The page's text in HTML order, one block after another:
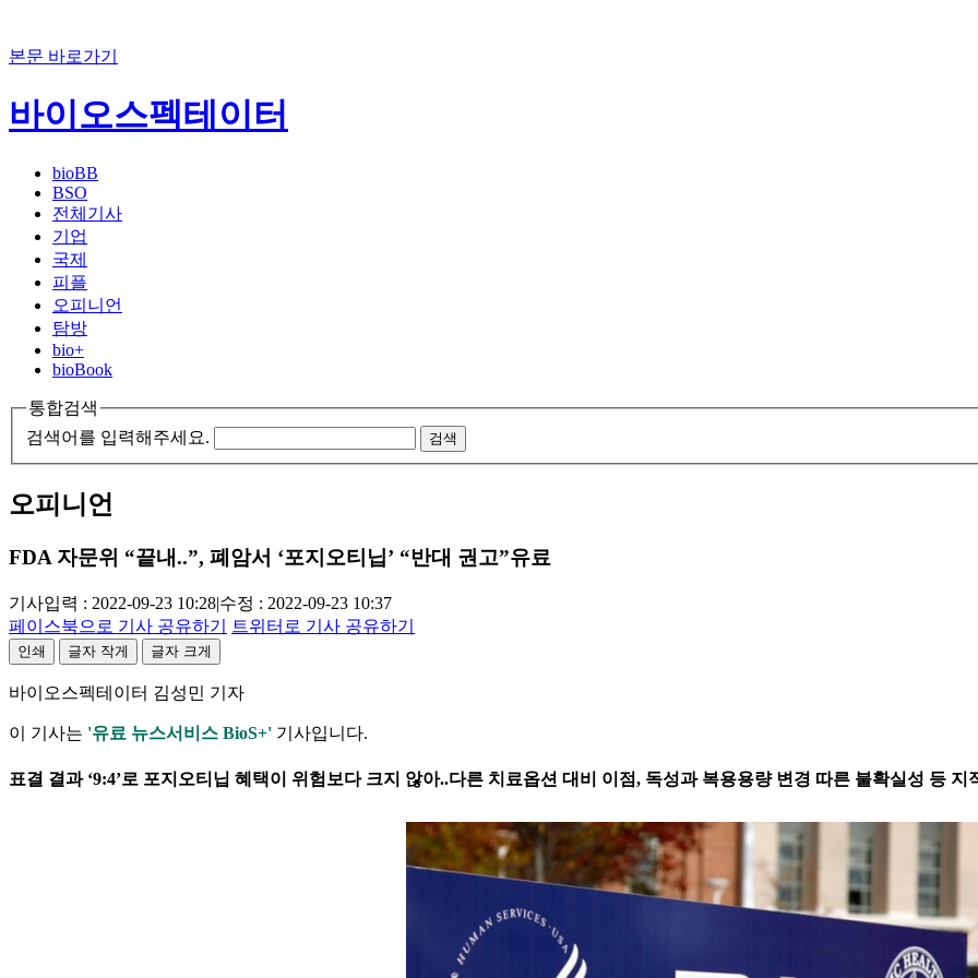
본문 바로가기
바이오스펙테이터
bioBB
BSO
전체기사
기업
국제
피플
오피니언
탐방
bio+
bioBook
통합검색
검색어를 입력해주세요.
검색
오피니언
FDA 자문위 “끝내..”, 폐암서 ‘포지오티닙’ “반대 권고”유료
기사입력 : 2022-09-23 10:28|수정 : 2022-09-23 10:37
페이스북으로 기사 공유하기
트위터로 기사 공유하기
인쇄 글자 작게 글자 크게
바이오스펙테이터 김성민 기자
이 기사는 '유료 뉴스서비스 BioS+' 기사입니다.
표결 결과 ‘9:4’로 포지오티닙 혜택이 위험보다 크지 않아..다른 치료옵션 대비 이점, 독성과 복용용량 변경 따른 불확실성 등 지